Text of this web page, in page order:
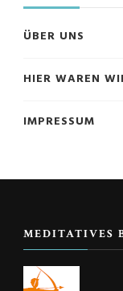
ÜBER UNS
HIER WAREN
IMPRESSUM
MEDITATIVES